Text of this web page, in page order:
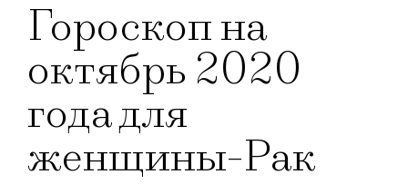
Гороскоп на
октябрь 2020
года для
женщины-Рак